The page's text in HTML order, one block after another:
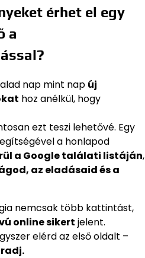
érhet el egy
a
nap mint nap új
hoz anélkül, hogy
ezt teszi lehetővé. Egy
a honlapod
a Google találati listáján,
az eladásaid és a
nemcsak több kattintást,
online sikert jelent.
elérd az első oldalt –